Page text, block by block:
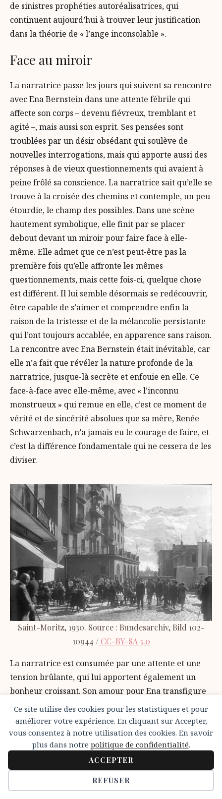
Ce site utilise des cookies pour les statistiques et pour
améliorer votre expérience. En cliquant sur Accepter,
vous consentez à notre utilisation des cookies. En savoir
plus dans notre politique de confidentialité.
ACCEPTER
REFUSER
de sinistres prophéties autoréalisatrices, qui
continuent aujourd’hui à trouver leur justification
dans la théorie de « l’ange inconsolable ».
Face au miroir
La narratrice passe les jours qui suivent sa rencontre
avec Ena Bernstein dans une attente fébrile qui
affecte son corps – devenu fiévreux, tremblant et
agité –, mais aussi son esprit. Ses pensées sont
troublées par un désir obsédant qui soulève de
nouvelles interrogations, mais qui apporte aussi des
réponses à de vieux questionnements qui avaient à
peine frôlé sa conscience. La narratrice sait qu’elle se
trouve à la croisée des chemins et contemple, un peu
étourdie, le champ des possibles. Dans une scène
hautement symbolique, elle finit par se placer
debout devant un miroir pour faire face à elle-
même. Elle admet que ce n’est peut-être pas la
première fois qu’elle affronte les mêmes
questionnements, mais cette fois-ci, quelque chose
est différent. Il lui semble désormais se redécouvrir,
être capable de s’aimer et comprendre enfin la
raison de la tristesse et de la mélancolie persistante
qui l’ont toujours accablée, en apparence sans raison.
La rencontre avec Ena Bernstein était inévitable, car
elle n’a fait que révéler la nature profonde de la
narratrice, jusque-là secrète et enfouie en elle. Ce
face-à-face avec elle-même, avec « l’inconnu
monstrueux » qui remue en elle, c’est ce moment de
vérité et de sincérité absolues que sa mère, Renée
Schwarzenbach, n’a jamais eu le courage de faire, et
c’est la différence fondamentale qui ne cessera de les
diviser.
Saint-Moritz, 1930. Source : Bundesarchiv, Bild 102-
10944 /CC-BY-SA 3.0
La narratrice est consumée par une attente et une
tension brûlante, qui lui apportent également un
bonheur croissant. Son amour pour Ena transfigure
son quotidien et les paysages qui l’entourent. À la fois
distraite et bien plus présente au monde, elle est
habitée par une « monstrueuse plénitude » (p.44) qui
donne un nouvel éclat au moindre de ses faits et
gestes, mais aussi aux rayons du soleil, au bleu du
ciel et à la blancheur des champs de neige.
Annemarie, qui a déjà employé l’image d’une